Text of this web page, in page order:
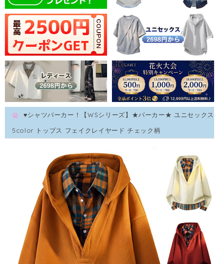
♥シャツパーカー！【WSシリーズ】★パーカー★ ユニセックス
5color トップス フェイクレイヤード チェック柄